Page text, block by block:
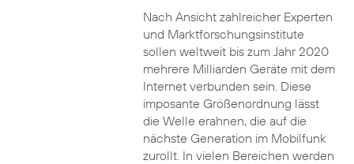
Nach Ansicht zahlreicher Experten
und Marktforschungsinstitute
sollen weltweit bis zum Jahr 2020
mehrere Milliarden Geräte mit dem
Internet verbunden sein. Diese
imposante Größenordnung lässt
die Welle erahnen, die auf die
nächste Generation im Mobilfunk
zurollt. In vielen Bereichen werden